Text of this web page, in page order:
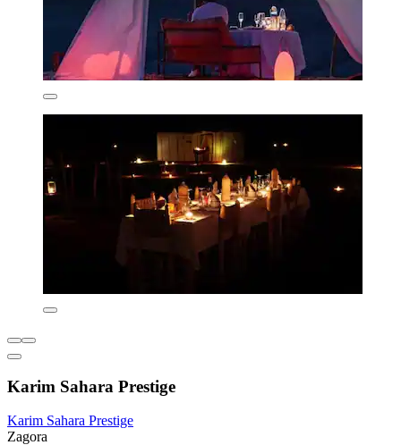
Karim Sahara Prestige
Karim Sahara Prestige
Zagora